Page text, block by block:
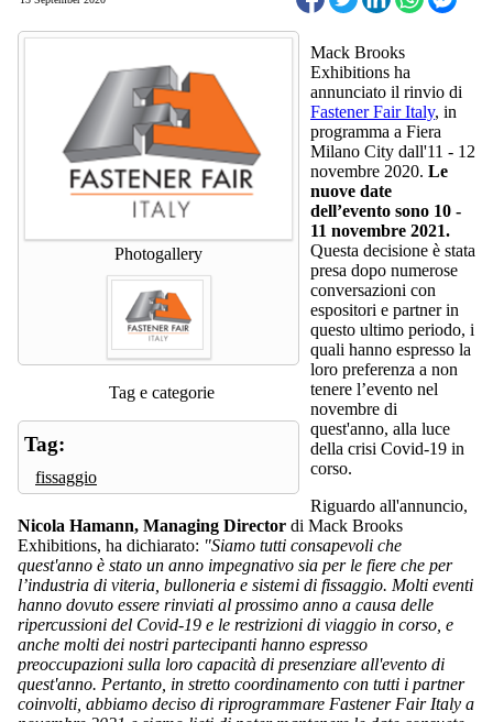
Photogallery
Tag e categorie
Tag:
fissaggio
Mack Brooks
Exhibitions ha
annunciato il rinvio di
Fastener Fair Italy, in
programma a Fiera
Milano City dall'11 - 12
novembre 2020. Le
nuove date
dell’evento sono 10 -
11 novembre 2021.
Questa decisione è stata
presa dopo numerose
conversazioni con
espositori e partner in
questo ultimo periodo, i
quali hanno espresso la
loro preferenza a non
tenere l’evento nel
novembre di
quest'anno, alla luce
della crisi Covid-19 in
corso.
Riguardo all'annuncio,
Nicola Hamann, Managing Director di Mack Brooks
Exhibitions, ha dichiarato: "Siamo tutti consapevoli che
quest'anno è stato un anno impegnativo sia per le fiere che per
l’industria di viteria, bulloneria e sistemi di fissaggio. Molti eventi
hanno dovuto essere rinviati al prossimo anno a causa delle
ripercussioni del Covid-19 e le restrizioni di viaggio in corso, e
anche molti dei nostri partecipanti hanno espresso
preoccupazioni sulla loro capacità di presenziare all'evento di
quest'anno. Pertanto, in stretto coordinamento con tutti i partner
coinvolti, abbiamo deciso di riprogrammare Fastener Fair Italy a